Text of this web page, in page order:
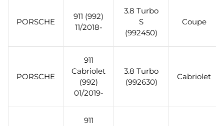
PORSCHE
911 (992)
11/2018-
3.8 Turbo
S
(992450)
Coupe
PORSCHE
911
Cabriolet
(992)
01/2019-
3.8 Turbo
(992630)
Cabriolet
911